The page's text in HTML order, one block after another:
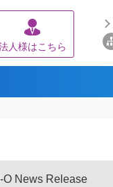
人様はこちら
O News Release